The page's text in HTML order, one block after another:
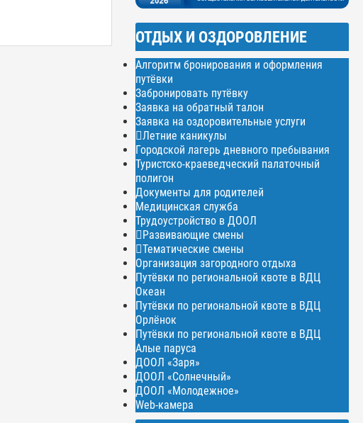
ОТДЫХ И ОЗДОРОВЛЕНИЕ
Алгоритм бронирования и оформления
путёвки
Забронировать путёвку
Заявка на обратный талон
Заявка на оздоровительные услуги
Летние каникулы
Городской лагерь дневного пребывания
Туристско-краеведческий палаточный
полигон
Документы для родителей
Медицинская служба
Трудоустройство в ДООЛ
Развивающие смены
Тематические смены
Организация загородного отдыха
Путёвки по региональной квоте в ВДЦ
Океан
Путёвки по региональной квоте в ВДЦ
Орлёнок
Путёвки по региональной квоте в ВДЦ
Алые паруса
ДООЛ «Заря»
ДООЛ «Солнечный»
ДООЛ «Молодежное»
Web-камера